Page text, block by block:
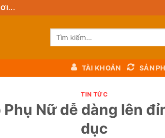
Tìm
TÀI KHOẢN SẢN
TIN TỨC
Nữ dễ dàng lên
dục